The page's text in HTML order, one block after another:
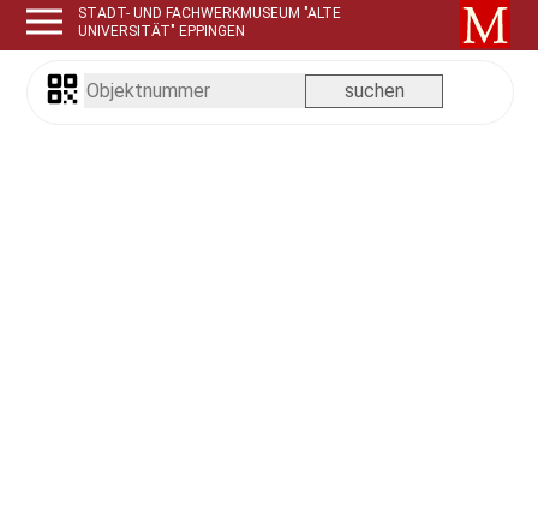
STADT- UND FACHWERKMUSEUM "ALTE
UNIVERSITÄT" EPPINGEN